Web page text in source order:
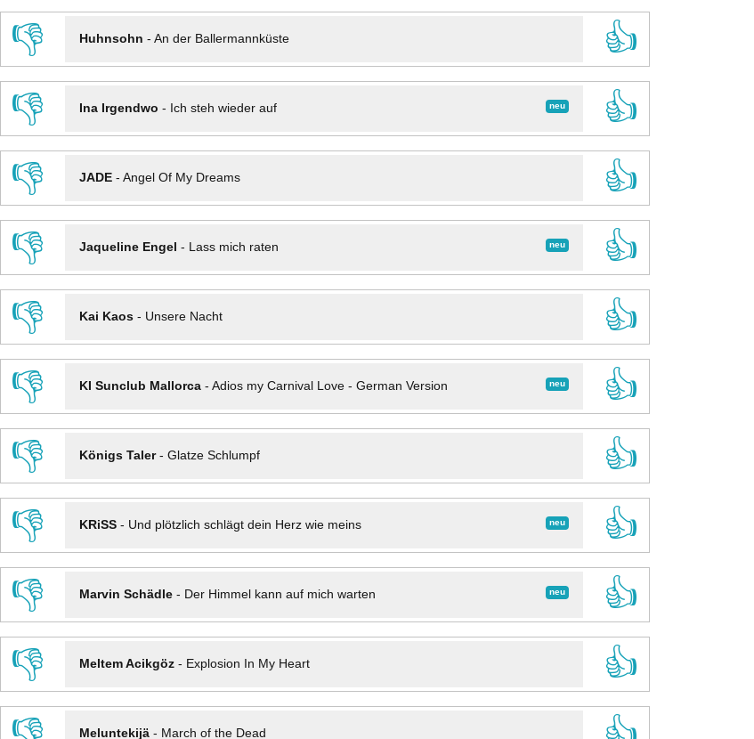
👎
Huhnsohn - An der Ballermannküste
👍
👎
neu
Ina Irgendwo - Ich steh wieder auf
👍
👎
JADE- Angel Of My Dreams
👍
👎
neu
Jaqueline Engel - Lass mich raten
👍
👎
Kai Kaos- Unsere Nacht
👍
👎
neu
KI Sunclub Mallorca- Adios my Carnival Love - German Version
👍
👎
Königs Taler- Glatze Schlumpf
👍
👎
neu
KRiSS- Und plötzlich schlägt dein Herz wie meins
👍
👎
neu
Marvin Schädle- Der Himmel kann auf mich warten
👍
👎
Meltem Acikgöz- Explosion In My Heart
👍
Meluntekijä- March of the Dead